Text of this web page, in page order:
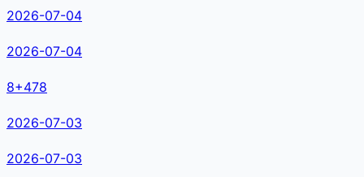
2026-07-04
2026-07-04
8+478
2026-07-03
2026-07-03